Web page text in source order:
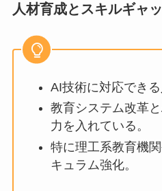
人材育成とスキルギャ
AI技術に対応できる
教育システム改革
力を入れている。
特に理工系教育機
キュラム強化。